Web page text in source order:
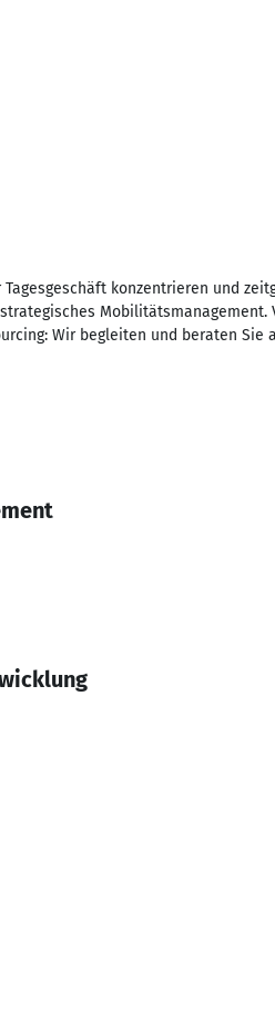
konzentrieren und
Mobilitätsmanagement.
Wir begleiten und beraten